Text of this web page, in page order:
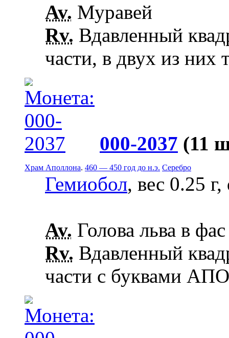
Av. Муравей
Rv. Вдавленный
части, в двух из них
000-2037 (11
Храм Аполлона. 460 — 450 год до н.э. Серебро
Гемиобол, вес 0.25
Av. Голова льва в фас
Rv. Вдавленный
части с буквами